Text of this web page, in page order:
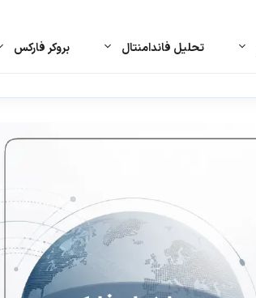
تحلیل فاندامنتال بروکر فارکس